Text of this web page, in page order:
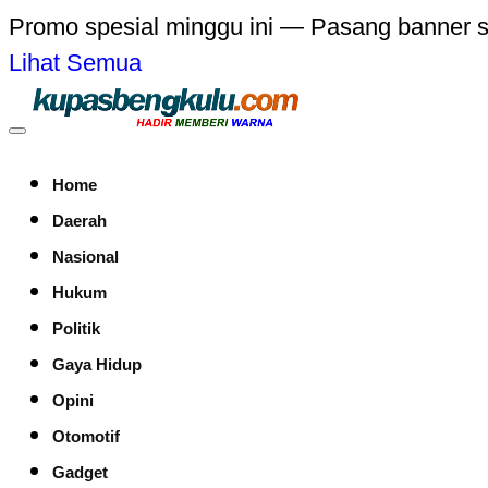
Promo spesial minggu ini — Pasang banner
Lihat Semua
Home
Daerah
Nasional
Hukum
Politik
Gaya Hidup
Opini
Otomotif
Gadget